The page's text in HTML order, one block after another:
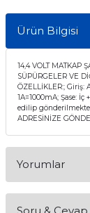
Ürün Bilgisi
14,4 VOLT MATKAP
SÜPÜRGELER VE
ÖZELLİKLER:; Giriş:
1A=1000mA; Şase:
edilip
ADRESİNİZE
Yorumlar